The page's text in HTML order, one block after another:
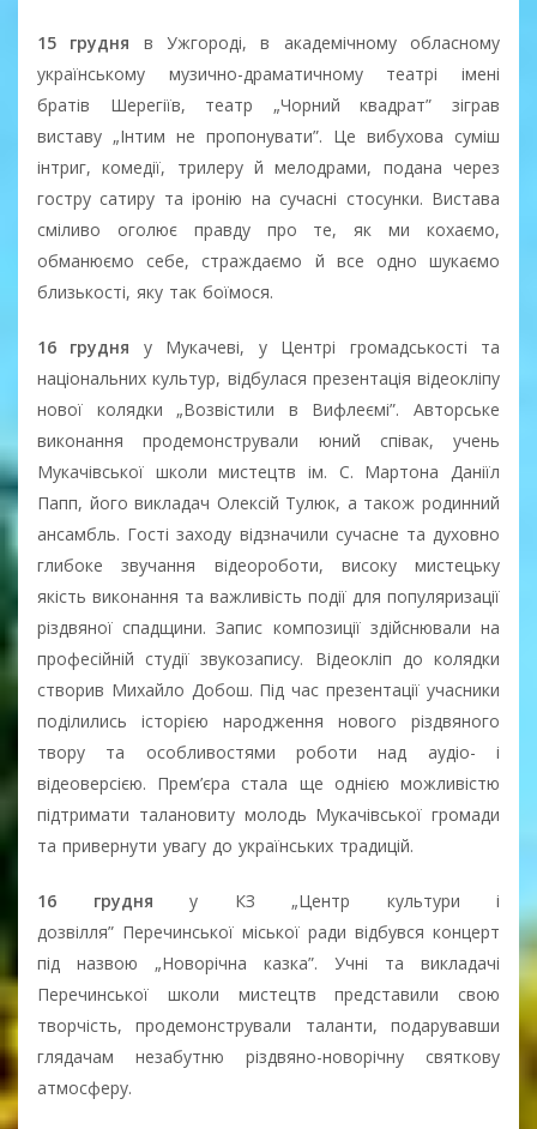
15 грудня в Ужгороді, в академічному обласному
українському музично-драматичному театрі імені
братів Шерегіїв, театр „Чорний квадрат” зіграв
виставу „Інтим не пропонувати”. Це вибухова суміш
інтриг, комедії, трилеру й мелодрами, подана через
гостру сатиру та іронію на сучасні стосунки. Вистава
сміливо оголює правду про те, як ми кохаємо,
обманюємо себе, страждаємо й все одно шукаємо
близькості, яку так боїмося.
16 грудня у Мукачеві, у Центрі громадськості та
національних культур, відбулася презентація відеокліпу
нової колядки „Возвістили в Вифлеємі”. Авторське
виконання продемонстрували юний співак, учень
Мукачівської школи мистецтв ім. С. Мартона Даніїл
Папп, його викладач Олексій Тулюк, а також родинний
ансамбль. Гості заходу відзначили сучасне та духовно
глибоке звучання відеороботи, високу мистецьку
якість виконання та важливість події для популяризації
різдвяної спадщини. Запис композиції здійснювали на
професійній студії звукозапису. Відеокліп до колядки
створив Михайло Добош. Під час презентації учасники
поділились історією народження нового різдвяного
твору та особливостями роботи над аудіо- і
відеоверсією. Прем’єра стала ще однією можливістю
підтримати талановиту молодь Мукачівської громади
та привернути увагу до українських традицій.
16 грудня у КЗ „Центр культури і
дозвілля” Перечинської міської ради відбувся концерт
під назвою „Новорічна казка”. Учні та викладачі
Перечинської школи мистецтв представили свою
творчість, продемонстрували таланти, подарувавши
глядачам незабутню різдвяно-новорічну святкову
атмосферу.